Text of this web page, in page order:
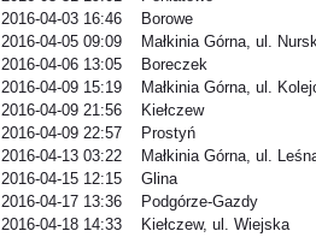
2016-04-03 16:46 Borowe
2016-04-05 09:09 Małkinia Górna, ul.
2016-04-06 13:05 Boreczek
2016-04-09 15:19 Małkinia Górna, ul.
2016-04-09 21:56 Kiełczew
2016-04-09 22:57 Prostyń
2016-04-13 03:22 Małkinia Górna, ul.
2016-04-15 12:15 Glina
2016-04-17 13:36 Podgórze-Gazdy
2016-04-18 14:33 Kiełczew, ul. Wiejska